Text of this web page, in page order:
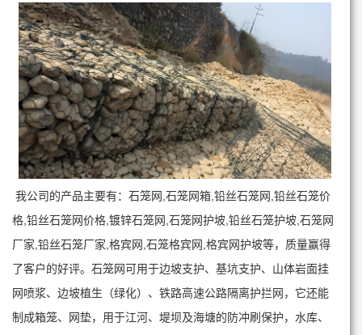
我公司的产品主要有：石笼网,石笼网箱,铅丝石笼网,铅丝石笼价
格,铅丝石笼网价格,镀锌石笼网,石笼网护坡,铅丝石笼护坡,石笼网
厂家,铅丝石笼厂家,格宾网,石笼格宾网,格宾网护坡等，质量赢得
了客户的好评。石笼网可用于边坡支护、基坑支护、山体岩面挂
网喷浆、边坡植生（绿化）、铁路高速公路隔离护拦网，它还能
制成箱笼、网垫，用于江河、堤坝及海塘的防冲刷保护，水库、